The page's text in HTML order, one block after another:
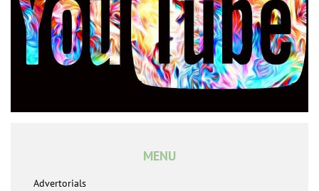
MENU
Advertorials